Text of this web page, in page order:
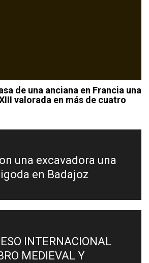
de una anciana en Francia una
valorada en más de cuatro
una excavadora una
en Badajoz
INTERNACIONAL
MEDIEVAL Y